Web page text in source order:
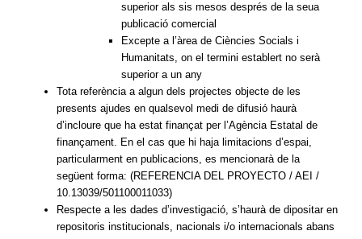
superior als sis mesos després de la seua
publicació comercial
Excepte a l’àrea de Ciències Socials i
Humanitats, on el termini establert no serà
superior a un any
Tota referència a algun dels projectes objecte de les
presents ajudes en qualsevol medi de difusió haurà
d’incloure que ha estat finançat per l’Agència Estatal de
finançament. En el cas que hi haja limitacions d’espai,
particularment en publicacions, es mencionarà de la
següent forma: (REFERENCIA DEL PROYECTO / AEI /
10.13039/501100011033)
Respecte a les dades d’investigació, s’haurà de dipositar en
repositoris institucionals, nacionals i/o internacionals abans